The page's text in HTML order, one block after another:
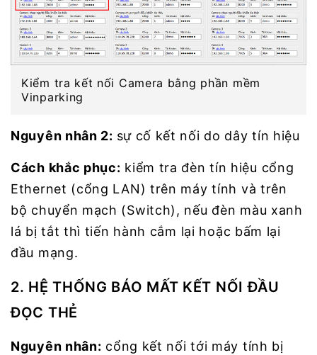
Kiểm tra kết nối Camera bằng phần mềm
Vinparking
Nguyên nhân 2: sự cố kết nối do dây tín hiệu
Cách khắc phục: kiểm tra đèn tín hiệu cổng
Ethernet (cổng LAN) trên máy tính và trên
bộ chuyển mạch (Switch), nếu đèn màu xanh
lá bị tắt thì tiến hành cắm lại hoặc bấm lại
đầu mạng.
2. HỆ THỐNG BÁO MẤT KẾT NỐI ĐẦU
ĐỌC THẺ
Nguyên nhân: cổng kết nối tới máy tính bị